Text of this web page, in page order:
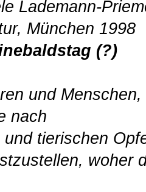
Lademann-
München 1998
(?)
und
nach
tierischen
woher